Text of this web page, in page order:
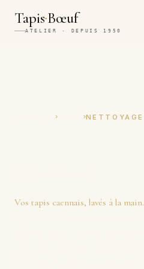
Tapis·Bœuf
ATELIER · DEPUIS 1950
›CAEN ›NETTOYAGE
Vos tapis caennais, lavés à la main.